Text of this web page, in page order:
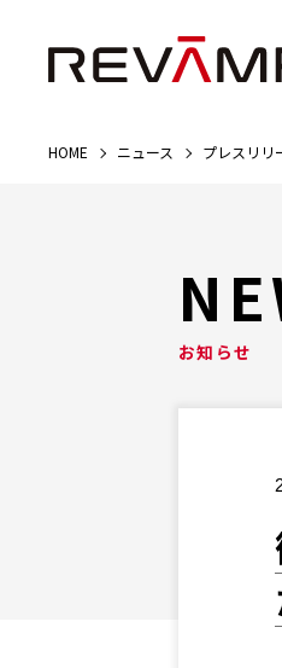
HOME ニュース プレスリリ
お知らせ